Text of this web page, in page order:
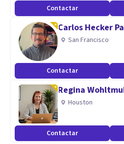
Contactar
Carlos Hecker
San Francisco
Contactar
Regina
Houston
Contactar